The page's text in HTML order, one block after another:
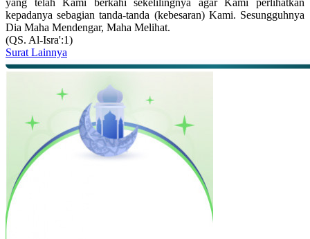
yang telah Kami berkahi sekelilingnya agar Kami perlihatkan
kepadanya sebagian tanda-tanda (kebesaran) Kami. Sesungguhnya
Dia Maha Mendengar, Maha Melihat.
(QS. Al-Isra':1)
Surat Lainnya